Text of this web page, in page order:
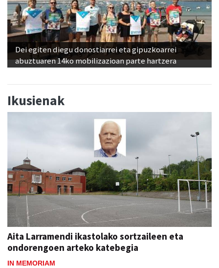
Dei egiten diegu donostiarrei eta gipuzkoarrei
abuztuaren 14ko mobilizazioan parte hartzera
Ikusienak
Aita Larramendi ikastolako sortzaileen eta
ondorengoen arteko katebegia
IN MEMORIAM